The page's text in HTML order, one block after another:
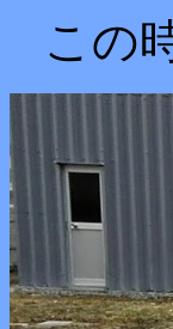
この